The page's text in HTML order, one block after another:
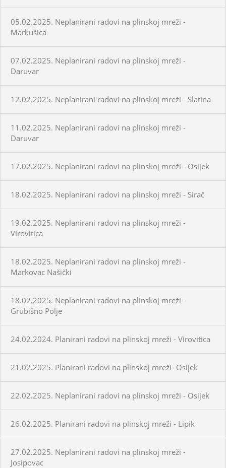
05.02.2025. Neplanirani radovi na plinskoj mreži -
Markušica
07.02.2025. Neplanirani radovi na plinskoj mreži -
Daruvar
12.02.2025. Neplanirani radovi na plinskoj mreži - Slatina
11.02.2025. Neplanirani radovi na plinskoj mreži -
Daruvar
17.02.2025. Neplanirani radovi na plinskoj mreži - Osijek
18.02.2025. Neplanirani radovi na plinskoj mreži - Sirač
19.02.2025. Neplanirani radovi na plinskoj mreži -
Virovitica
18.02.2025. Neplanirani radovi na plinskoj mreži -
Markovac Našički
18.02.2025. Neplanirani radovi na plinskoj mreži -
Grubišno Polje
24.02.2024. Planirani radovi na plinskoj mreži - Virovitica
21.02.2025. Planirani radovi na plinskoj mreži- Osijek
22.02.2025. Neplanirani radovi na plinskoj mreži - Osijek
26.02.2025. Planirani radovi na plinskoj mreži - Lipik
27.02.2025. Neplanirani radovi na plinskoj mreži -
Josipovac